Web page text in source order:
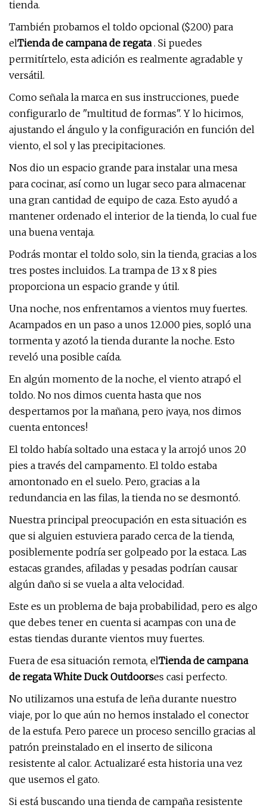
tienda.
También probamos el toldo opcional ($200) para
elTienda de campana de regata. Si puedes
permitírtelo, esta adición es realmente agradable y
versátil.
Como señala la marca en sus instrucciones, puede
configurarlo de "multitud de formas". Y lo hicimos,
ajustando el ángulo y la configuración en función del
viento, el sol y las precipitaciones.
Nos dio un espacio grande para instalar una mesa
para cocinar, así como un lugar seco para almacenar
una gran cantidad de equipo de caza. Esto ayudó a
mantener ordenado el interior de la tienda, lo cual fue
una buena ventaja.
Podrás montar el toldo solo, sin la tienda, gracias a los
tres postes incluidos. La trampa de 13 x 8 pies
proporciona un espacio grande y útil.
Una noche, nos enfrentamos a vientos muy fuertes.
Acampados en un paso a unos 12.000 pies, sopló una
tormenta y azotó la tienda durante la noche. Esto
reveló una posible caída.
En algún momento de la noche, el viento atrapó el
toldo. No nos dimos cuenta hasta que nos
despertamos por la mañana, pero ¡vaya, nos dimos
cuenta entonces!
El toldo había soltado una estaca y la arrojó unos 20
pies a través del campamento. El toldo estaba
amontonado en el suelo. Pero, gracias a la
redundancia en las filas, la tienda no se desmontó.
Nuestra principal preocupación en esta situación es
que si alguien estuviera parado cerca de la tienda,
posiblemente podría ser golpeado por la estaca. Las
estacas grandes, afiladas y pesadas podrían causar
algún daño si se vuela a alta velocidad.
Este es un problema de baja probabilidad, pero es algo
que debes tener en cuenta si acampas con una de
estas tiendas durante vientos muy fuertes.
Fuera de esa situación remota, elTienda de campana
de regata White Duck Outdoorses casi perfecto.
No utilizamos una estufa de leña durante nuestro
viaje, por lo que aún no hemos instalado el conector
de la estufa. Pero parece un proceso sencillo gracias al
patrón preinstalado en el inserto de silicona
resistente al calor. Actualizaré esta historia una vez
que usemos el gato.
Si está buscando una tienda de campaña resistente